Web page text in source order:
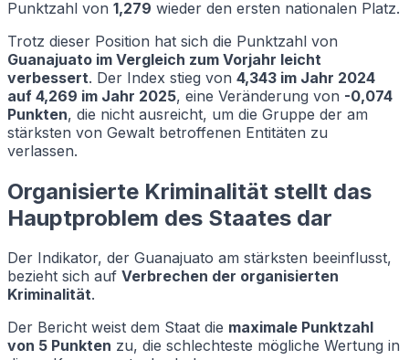
Punktzahl von 1,279 wieder den ersten nationalen Platz.
Trotz dieser Position hat sich die Punktzahl von
Guanajuato im Vergleich zum Vorjahr leicht
verbessert. Der Index stieg von 4,343 im Jahr 2024
auf 4,269 im Jahr 2025, eine Veränderung von -0,074
Punkten, die nicht ausreicht, um die Gruppe der am
stärksten von Gewalt betroffenen Entitäten zu
verlassen.
Organisierte Kriminalität stellt das
Hauptproblem des Staates dar
Der Indikator, der Guanajuato am stärksten beeinflusst,
bezieht sich auf Verbrechen der organisierten
Kriminalität.
Der Bericht weist dem Staat die maximale Punktzahl
von 5 Punkten zu, die schlechteste mögliche Wertung in